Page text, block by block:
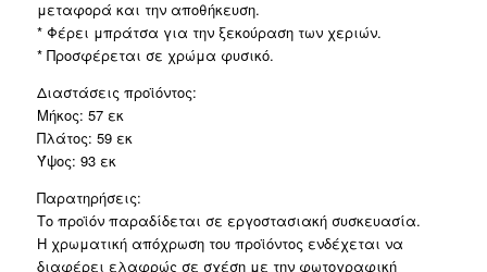
μεταφορά και την αποθήκευση.
* Φέρει μπράτσα για την ξεκούραση των χεριών.
* Προσφέρεται σε χρώμα φυσικό.
Διαστάσεις προϊόντος:
Μήκος: 57 εκ
Πλάτος: 59 εκ
Ύψος: 93 εκ
Παρατηρήσεις:
Το προϊόν παραδίδεται σε εργοστασιακή συσκευασία.
Η χρωματική απόχρωση του προϊόντος ενδέχεται να
διαφέρει ελαφρώς σε σχέση με την φωτογραφική